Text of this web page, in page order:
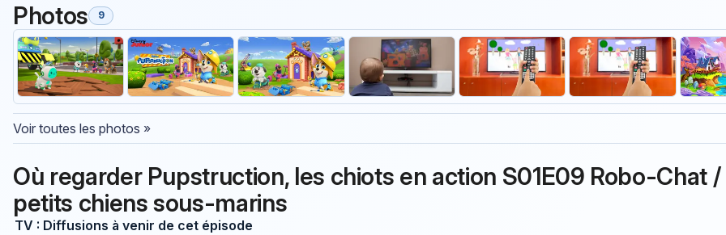
Photos 9
Voir toutes les photos »
Où regarder Pupstruction, les chiots en action S01E09 Robo-Chat /
petits chiens sous-marins
TV : Diffusions à venir de cet épisode